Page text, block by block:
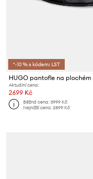
*-10 % s kódem: LST
Aktuální cena:
2699 Kč
Běžná cena:3999 Kč
Nejnižší cena:2899 Kč